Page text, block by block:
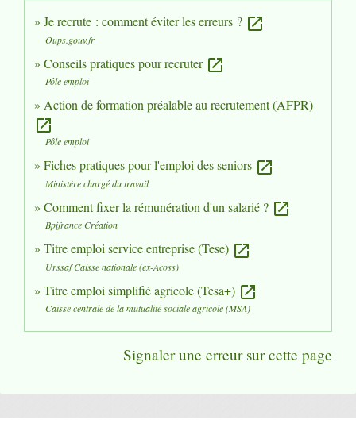
Je recrute : comment éviter les erreurs ? open_in_new
Oups.gouv.fr
Conseils pratiques pour recruter open_in_new
Pôle emploi
Action de formation préalable au recrutement (AFPR)
open_in_new
Pôle emploi
Fiches pratiques pour l'emploi des seniors open_in_new
Ministère chargé du travail
Comment fixer la rémunération d'un salarié ? open_in_new
Bpifrance Création
Titre emploi service entreprise (Tese) open_in_new
Urssaf Caisse nationale (ex-Acoss)
Titre emploi simplifié agricole (Tesa+) open_in_new
Caisse centrale de la mutualité sociale agricole (MSA)
Signaler une erreur sur cette page